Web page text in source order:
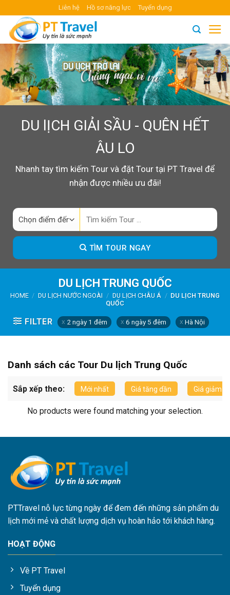
content
Liên hệ Hồ sơ năng lực Tuyển dụng
DU lỊCH GIẢI SẦU - QUÊN HẾT
ÂU LO
Nhanh tay tìm kiếm Tour và đặt Tour tại PT Travel để
nhận được nhiều ưu đãi!
TÌM TOUR NGAY
DU LỊCH TRUNG QUỐC
HOME / DU LỊCH NƯỚC NGOÀI / DU LỊCH CHÂU Á / DU LỊCH TRUNG
QUỐC
FILTER 2 ngày 1 đêm 6 ngày 5 đêm Hà Nội
Danh sách các Tour Du lịch Trung Quốc
Sắp xếp theo: Mới nhất Giá tăng dần Giá giảm
No products were found matching your selection.
PTTravel nỗ lực từng ngày để đem đến những sản phẩm du
lịch mới mẻ và chất lượng dịch vụ hoàn hảo tới khách hàng.
HOẠT ĐỘNG
Về PT Travel
Tuyển dụng